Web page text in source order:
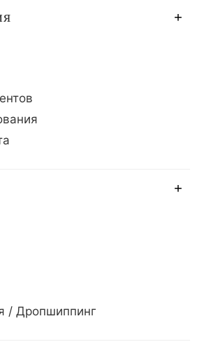
/ Дропшиппинг